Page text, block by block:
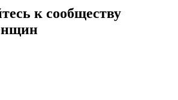
к сообществу